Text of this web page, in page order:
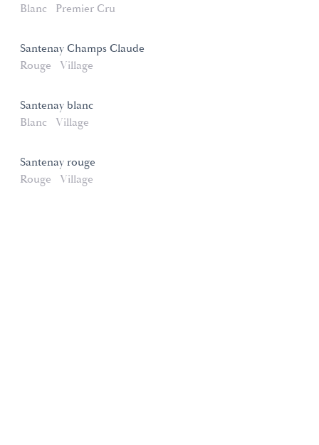
Blanc
Premier Cru
Santenay Champs Claude
Rouge
Village
Santenay blanc
Blanc
Village
Santenay rouge
Rouge
Village